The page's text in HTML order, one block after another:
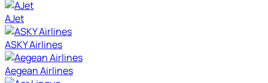
AJet
ASKY Airlines
Aegean Airlines